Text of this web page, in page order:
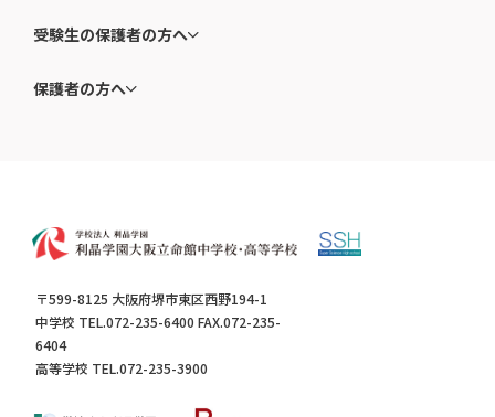
受験生の保護者の方へ
保護者の方へ
〒599-8125 大阪府堺市東区西野194-1
中学校 TEL.072-235-6400 FAX.072-235-
6404
高等学校 TEL.072-235-3900